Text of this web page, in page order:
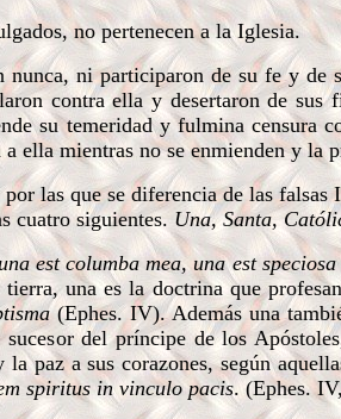
no pertenecen a la Iglesia.
ni participaron de su fe y de
contra ella y desertaron de
su temeridad y fulmina censura
ella mientras no se enmienden y la
las que se diferencia de las falsas
cuatro siguientes. Una, Santa,
una est columba mea, una est speciosa
una es la doctrina que
(Ephes. IV). Además una
del príncipe de los
paz a sus corazones, según
spiritus in vinculo pacis. (Ephes.